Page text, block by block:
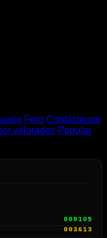
Foro Contáctenos
valorados Popular
000105
003613